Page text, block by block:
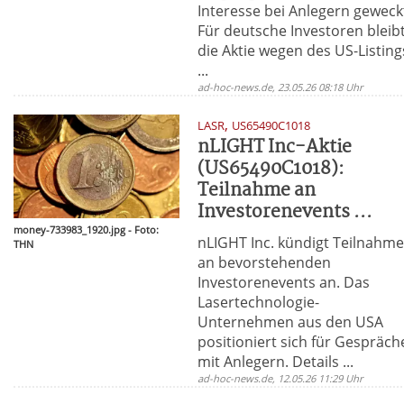
Interesse bei Anlegern
Für deutsche Investoren
die Aktie wegen des US-
...
ad-hoc-news.de, 23.05.26 08:18 Uhr
money-733983_1920.jpg - Foto:
THN
LASR, US65490C1018
nLIGHT Inc-Aktie
(US65490C1018):
Teilnahme an
Investorenevents ...
nLIGHT Inc. kündigt Teilnahme
an bevorstehenden
Investorenevents an. Das
Lasertechnologie-
Unternehmen aus den USA
positioniert sich für
mit Anlegern. Details ...
ad-hoc-news.de, 12.05.26 11:29 Uhr